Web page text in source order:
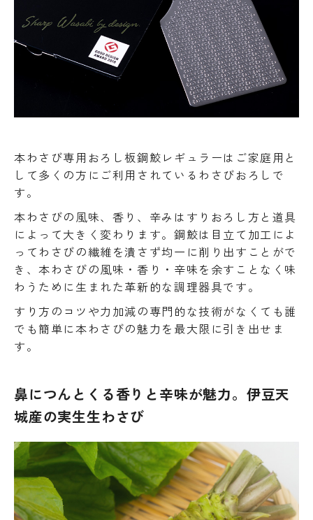
本わさび専用おろし板鋼鮫レギュラーはご家庭用と
して多くの方にご利用されているわさびおろしで
す。
本わさびの風味、香り、辛みはすりおろし方と道具
によって大きく変わります。鋼鮫は目立て加工によ
ってわさびの繊維を潰さず均一に削り出すことがで
き、本わさびの風味・香り・辛味を余すことなく味
わうために生まれた革新的な調理器具です。
すり方のコツや力加減の専門的な技術がなくても誰
でも簡単に本わさびの魅力を最大限に引き出せま
す。
鼻につんとくる香りと辛味が魅力。伊豆天
城産の実生生わさび